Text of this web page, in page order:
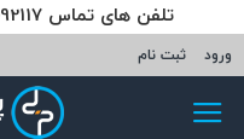
تلفن های تماس 05191092117
ورود ثبت نام